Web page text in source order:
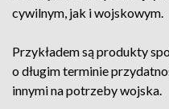
cywilnym, jak i wojskowym.
Przykładem są produkty
o długim terminie
innymi na potrzeby wojska.